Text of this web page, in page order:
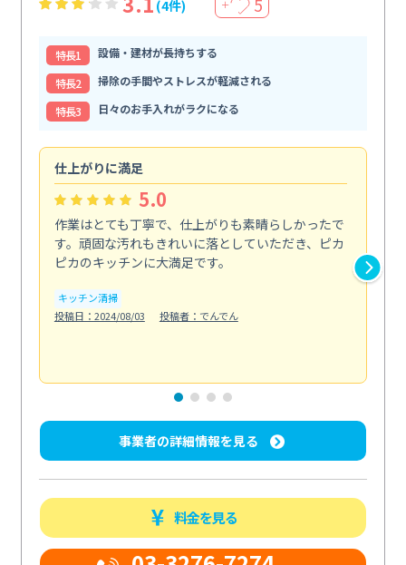
(4件) ＋ 5
特⻑1
設備・建材が長持ちする
特⻑2
掃除の手間やストレスが軽減される
特⻑3
日々のお手入れがラクになる
仕上がりに満足
5.0
作業はとても丁寧で、仕上がりも素晴らしかったで
す。頑固な汚れもきれいに落としていただき、ピカ
ピカのキッチンに大満足です。
キッチン清掃
投稿日：2024/08/03
投稿者：でんでん
事業者の詳細情報を見る
料金を見る